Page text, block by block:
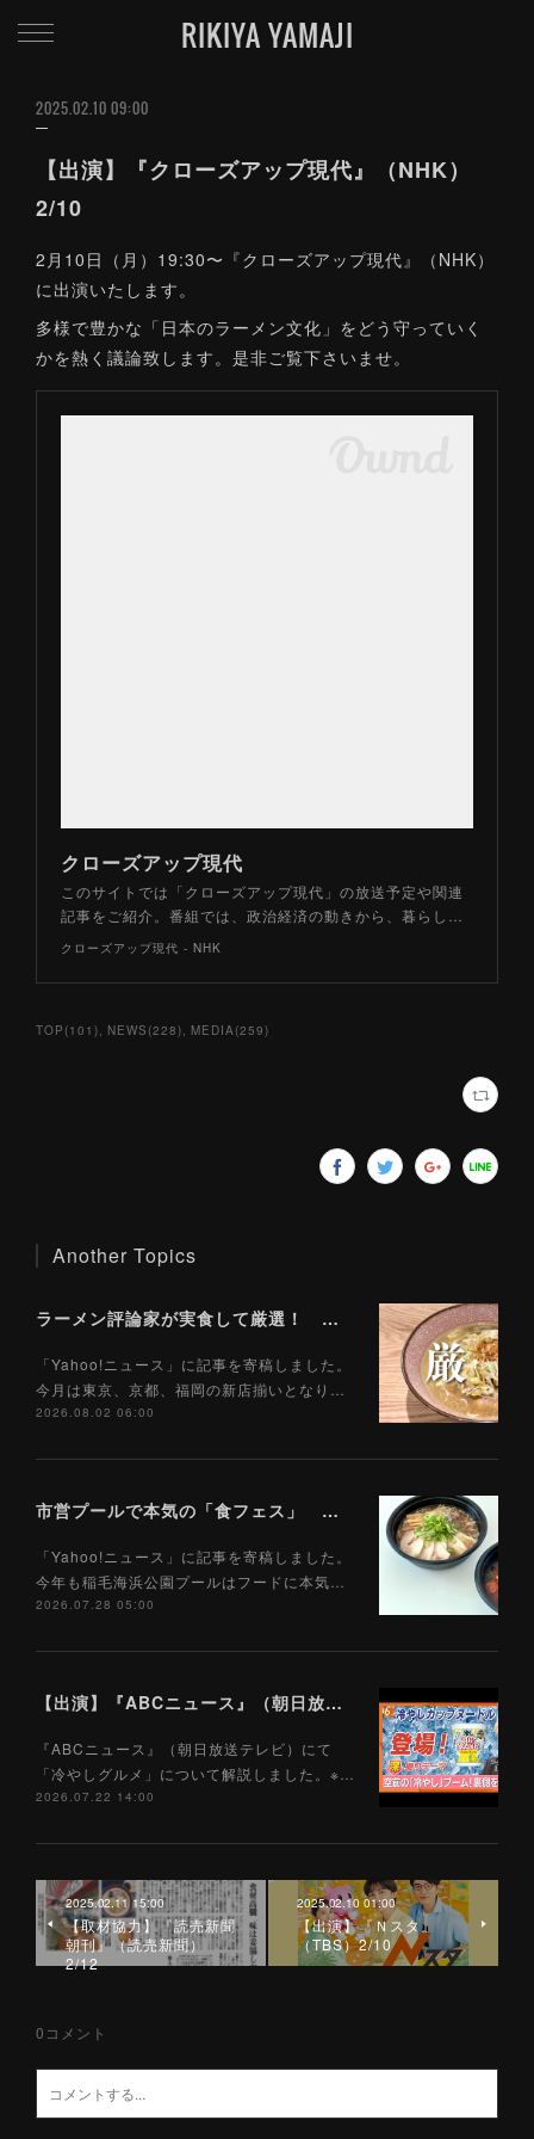
RIKIYA YAMAJI
2025.02.10 09:00
【出演】『クローズアップ現代』（NHK）
2/10
2月10日（月）19:30〜『クローズアップ現代』（NHK）
に出演いたします。
多様で豊かな「日本のラーメン文化」をどう守っていく
かを熱く議論致します。是非ご覧下さいませ。
クローズアップ現代
このサイトでは「クローズアップ現代」の放送予定や関連
記事をご紹介。番組では、政治経済の動きから、暮らし…
クローズアップ現代 - NHK
TOP (101 ) NEWS (228) MEDIA(259)
Another Topics
ラーメン評論家が実食して厳選！ 「いま絶対に食べるべきラーメン」ベスト５！【2026年８月】（ Yahoo!ニュース）8/2
「Yahoo!ニュース」に記事を寄稿しました。
今月は東京、京都、福岡の新店揃いとなり…
2026.08.02 06:00
市営プールで本気の「食フェス」 プールサイドで味わえる「ご当地麺」の実力は？（Yahoo!ニュース）7/28
「Yahoo!ニュース」に記事を寄稿しました。
今年も稲毛海浜公園プールはフードに本気…
2026.07.28 05:00
【出演】『ABCニュース』（朝日放送テレビ）7/22
『ABCニュース』（朝日放送テレビ）にて
「冷やしグルメ」について解説しました。※…
2026.07.22 14:00
2025.02.11 15:00
【取材協力】『読売新聞
朝刊』（読売新聞）
2/12
2025.02.10 01:00
【出演】『Ｎスタ』
（TBS）2/10
0 コメント